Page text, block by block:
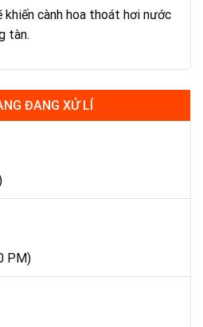
khiến cành hoa thoát hơi nước
tàn.
ĐANG XỬ LÍ
PM)